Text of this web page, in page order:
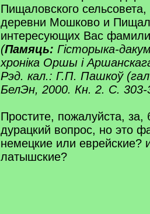
Пищаловского
деревни Мошково и
интересующих Вас
(Памяць: Гісторыка-
хроніка Оршы і
Рэд. кал.: Г.П. Пашкоў
БелЭн, 2000. Кн. 2. С. 303-
Простите, пожалуйста, за,
дурацкий вопрос, но это
немецкие или еврейские?
латышские?